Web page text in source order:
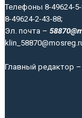
Телефоны 8-49624-
8-49624-2-43-88;
Эл. почта –
Главный редактор